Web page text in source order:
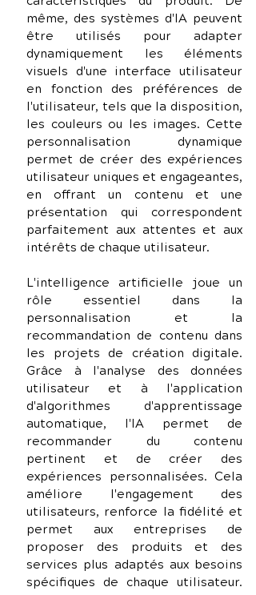
même, des systèmes d'IA peuvent
être utilisés pour adapter
dynamiquement les éléments
visuels d'une interface utilisateur
en fonction des préférences de
l'utilisateur, tels que la disposition,
les couleurs ou les images. Cette
personnalisation dynamique
permet de créer des expériences
utilisateur uniques et engageantes,
en offrant un contenu et une
présentation qui correspondent
parfaitement aux attentes et aux
intérêts de chaque utilisateur.
L'intelligence artificielle joue un
rôle essentiel dans la
personnalisation et la
recommandation de contenu dans
les projets de création digitale.
Grâce à l'analyse des données
utilisateur et à l'application
d'algorithmes d'apprentissage
automatique, l'IA permet de
recommander du contenu
pertinent et de créer des
expériences personnalisées. Cela
améliore l'engagement des
utilisateurs, renforce la fidélité et
permet aux entreprises de
proposer des produits et des
services plus adaptés aux besoins
spécifiques de chaque utilisateur.